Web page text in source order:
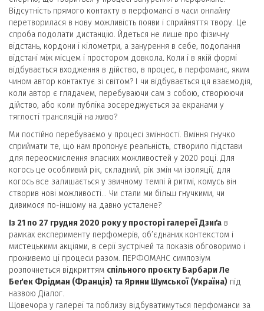
Відсутність прямого контакту в перфомансі в часи онлайну
перетворилася в нову можливість появи і сприйняття твору. Це
спроба подолати дистанцію. Йдеться не лише про фізичну
відстань, кордони і кілометри, а занурення в себе, подолання
відстані між місцем і простором довкола. Коли і в якій формі
відбувається входження в дійство, в процес, в перфоманс, яким
чином автор контактує зі світом? І чи відбувається ця взаємодія,
коли автор є глядачем, перебуваючи сам з собою, створюючи
дійство, або коли публіка зосереджується за екранами у
тяглості трансляцій на живо?
Ми постійно перебуваємо у процесі змінності. Вміння гнучко
сприймати те, що нам пропонує реальність, створило підстави
для переосмислення власних можливостей у 2020 році. Для
когось це особливий рік, складний, рік змін чи ізоляції, для
когось все залишається у звичному темпі й ритмі, комусь він
створив нові можливості… Чи стали ми більш гнучкими, чи
дивимося по-іншому на давно усталене?
Із 21 по 27 грудня 2020 року у просторі галереї Дзиґа в
рамках експерименту перфомерів, об’єднаних контекстом і
мистецькими акціями, в серії зустрічей та показів обговоримо і
проживемо ці процеси разом. ПЕРФОМАНС симпозіум
розпочнеться відкриттям спільного проєкту Барбари Ле
Беґек Фрідман (Франція) та Ярини Шумської (Україна) під
назвою Діалог.
Щовечора у галереї та поблизу відбуватимуться перфоманси за